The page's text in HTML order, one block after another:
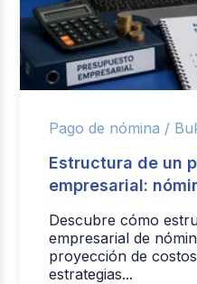
Pago de nómina /
Estructura de un
empresarial:
Descubre cómo
empresarial de
proyección de
estrategias...